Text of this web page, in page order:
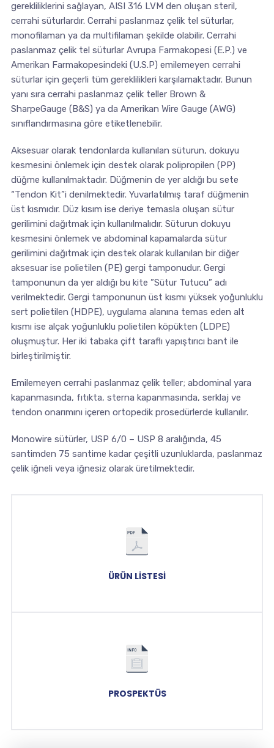
gerekliliklerini sağlayan, AISI 316 LVM den oluşan steril,
cerrahi süturlardır. Cerrahi paslanmaz çelik tel süturlar,
monofilaman ya da multifilaman şekilde olabilir. Cerrahi
paslanmaz çelik tel süturlar Avrupa Farmakopesi (E.P.) ve
Amerikan Farmakopesindeki (U.S.P) emilemeyen cerrahi
süturlar için geçerli tüm gereklilikleri karşılamaktadır. Bunun
yanı sıra cerrahi paslanmaz çelik teller Brown &
SharpeGauge (B&S) ya da Amerikan Wire Gauge (AWG)
sınıflandırmasına göre etiketlenebilir.
Aksesuar olarak tendonlarda kullanılan süturun, dokuyu
kesmesini önlemek için destek olarak polipropilen (PP)
düğme kullanılmaktadır. Düğmenin de yer aldığı bu sete
“Tendon Kit”i denilmektedir. Yuvarlatılmış taraf düğmenin
üst kısmıdır. Düz kısım ise deriye temasla oluşan sütur
gerilimini dağıtmak için kullanılmalıdır. Süturun dokuyu
kesmesini önlemek ve abdominal kapamalarda sütur
gerilimini dağıtmak için destek olarak kullanılan bir diğer
aksesuar ise polietilen (PE) gergi tamponudur. Gergi
tamponunun da yer aldığı bu kite ”Sütur Tutucu” adı
verilmektedir. Gergi tamponunun üst kısmı yüksek yoğunluklu
sert polietilen (HDPE), uygulama alanına temas eden alt
kısmı ise alçak yoğunluklu polietilen köpükten (LDPE)
oluşmuştur. Her iki tabaka çift taraflı yapıştırıcı bant ile
birleştirilmiştir.
Emilemeyen cerrahi paslanmaz çelik teller; abdominal yara
kapanmasında, fıtıkta, sterna kapanmasında, serklaj ve
tendon onarımını içeren ortopedik prosedürlerde kullanılır.
Monowire sütürler, USP 6/0 – USP 8 aralığında, 45
santimden 75 santime kadar çeşitli uzunluklarda, paslanmaz
çelik iğneli veya iğnesiz olarak üretilmektedir.
ÜRÜN LISTESI
PROSPEKTÜS